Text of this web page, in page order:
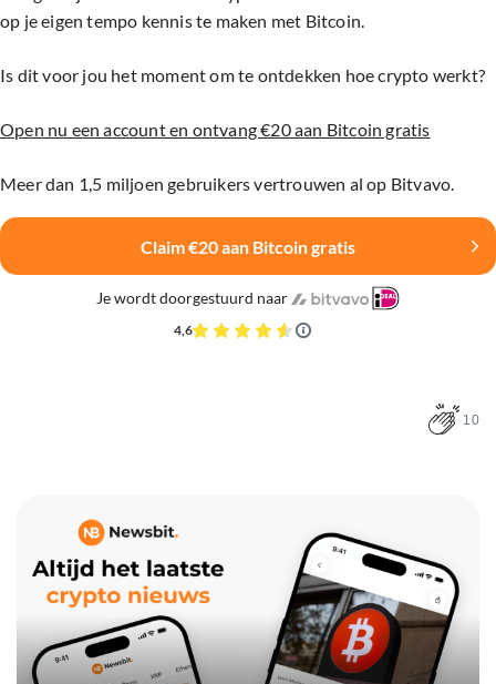
op je eigen tempo kennis te maken met Bitcoin.
Is dit voor jou het moment om te ontdekken hoe crypto werkt?
Open nu een account en ontvang €20 aan Bitcoin gratis
Meer dan 1,5 miljoen gebruikers vertrouwen al op Bitvavo.
Claim €20 aan Bitcoin gratis
Je wordt doorgestuurd naar
4,6
10